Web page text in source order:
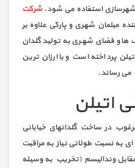
شهرسازی استفاده می شود.شرکت
مبلمان شهری و پارکی علاوه بر
ها و فضای شهری به تولید گلدان
پرداخته است و با ارزان ترین
می رساند.
اتیلن
در ساخت گلدانهای خیابانی
به نسبت طولانی نیاز به مراقبت
وندالیسم (تخریب به وسیله